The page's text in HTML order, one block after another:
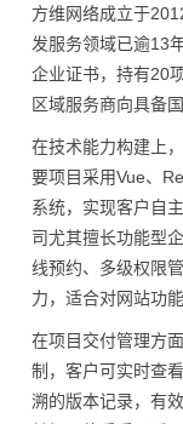
方维网络成立于
发服务领域已逾13
企业证书，持有20
区域服务商向具备
在技术能力构建上
要项目采用Vue、
系统，实现客户自
司尤其擅长功能型
线预约、多级权限
力，适合对网站功
在项目交付管理方
制，客户可实时查
溯的版本记录，有